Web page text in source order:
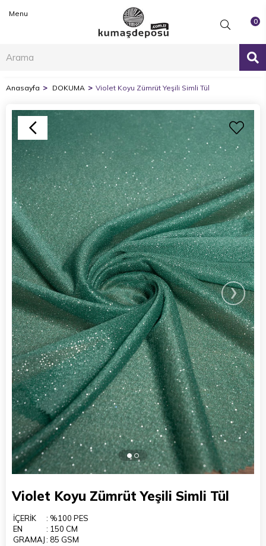
0
Menu
Anasayfa DOKUMA Violet Koyu Zümrüt Yeşili Simli Tül
›
Violet Koyu Zümrüt Yeşili Simli Tül
İÇERİK
: %100 PES
EN
: 150 CM
GRAMAJ: 85 GSM